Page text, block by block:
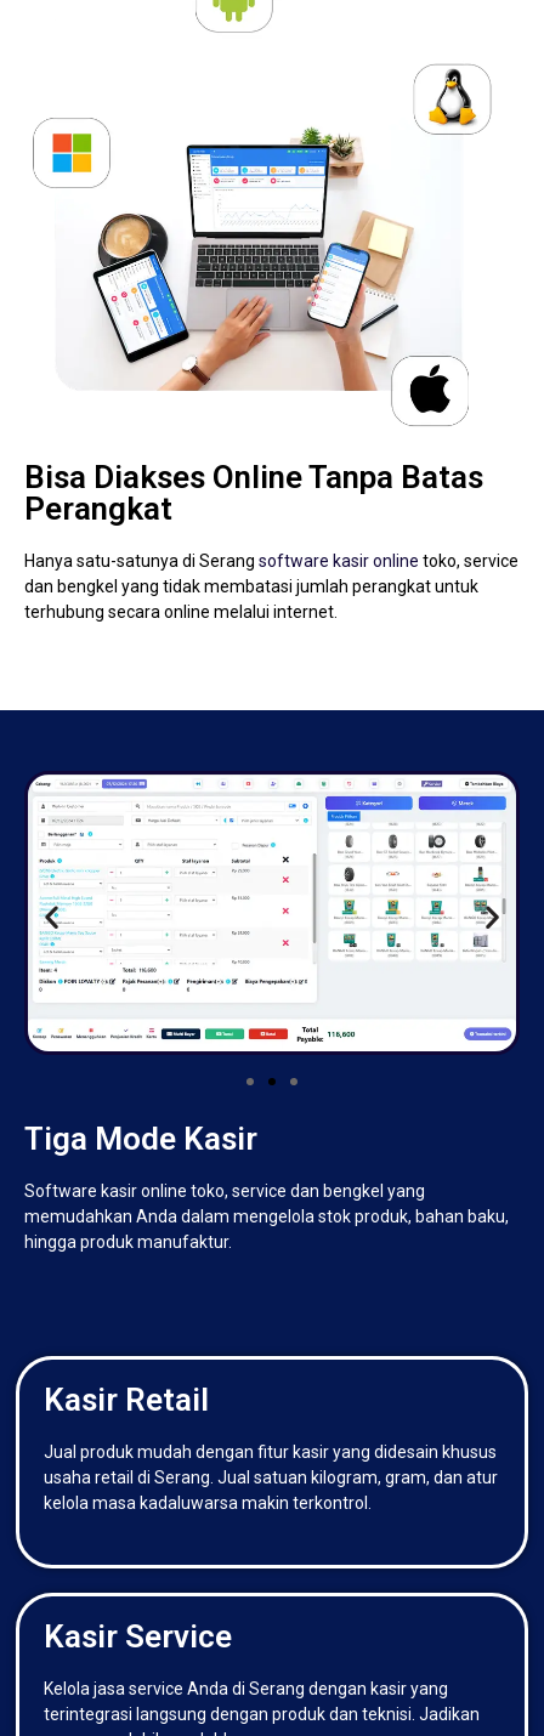
Bisa Diakses Online Tanpa Batas
Perangkat
Hanya satu-satunya di Serang software kasir online toko, service
dan bengkel yang tidak membatasi jumlah perangkat untuk
terhubung secara online melalui internet.
Tiga Mode Kasir
Software kasir online toko, service dan bengkel yang
memudahkan Anda dalam mengelola stok produk, bahan baku,
hingga produk manufaktur.
Kasir Retail
Jual produk mudah dengan fitur kasir yang didesain khusus
usaha retail di Serang. Jual satuan kilogram, gram, dan atur
kelola masa kadaluwarsa makin terkontrol.
Kasir Service
Kelola jasa service Anda di Serang dengan kasir yang
terintegrasi langsung dengan produk dan teknisi. Jadikan